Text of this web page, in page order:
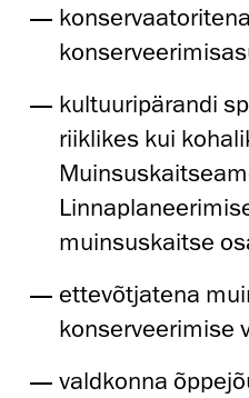
kultuuripärandi
riiklikes kui
muinsuskaitse
ettevõtjatena
konserveerimise
valdkonna